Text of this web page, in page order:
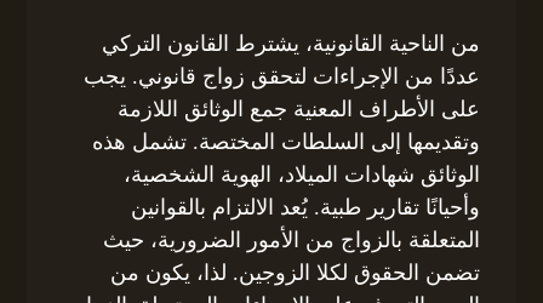
من الناحية القانونية، يشترط القانون التركي
عددًا من الإجراءات لتحقق زواج قانوني. يجب
على الأطراف المعنية جمع الوثائق اللازمة
وتقديمها إلى السلطات المختصة. تشمل هذه
الوثائق شهادات الميلاد، الهوية الشخصية،
وأحيانًا تقارير طبية. يُعد الالتزام بالقوانين
المتعلقة بالزواج من الأمور الضرورية، حيث
تضمن الحقوق لكلا الزوجين. لذا، يكون من